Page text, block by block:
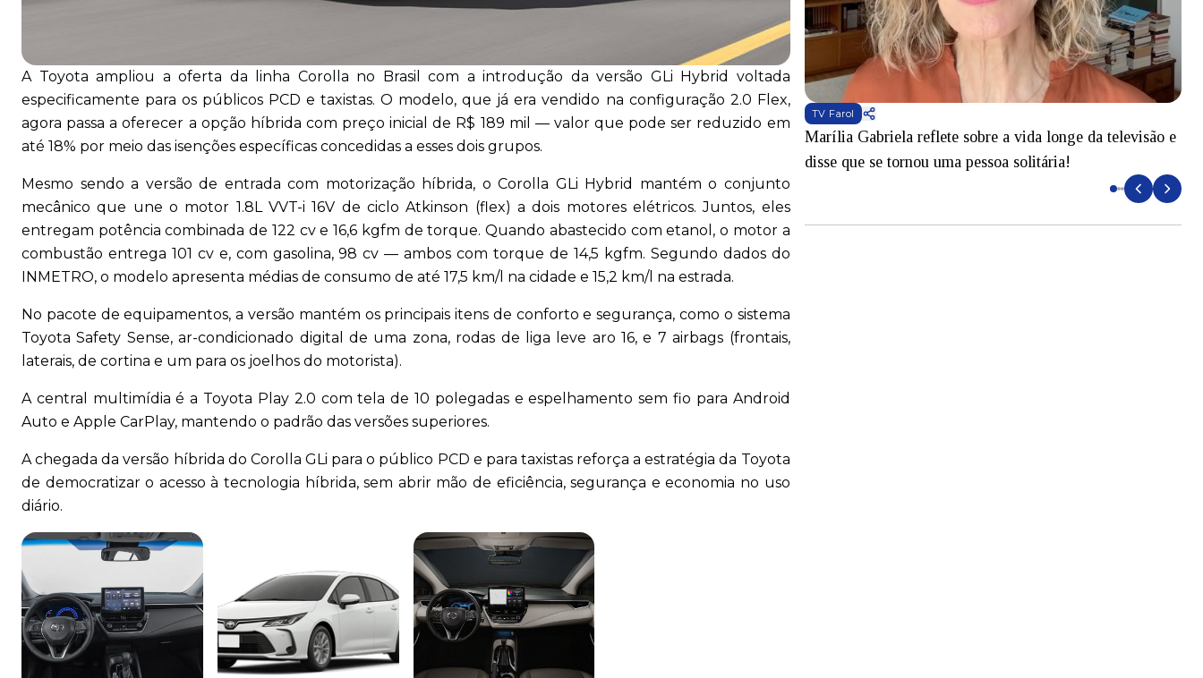
A Toyota ampliou a oferta da linha Corolla no Brasil com a introdução da versão GLi Hybrid voltada
especificamente para os públicos PCD e taxistas. O modelo, que já era vendido na configuração 2.0 Flex,
agora passa a oferecer a opção híbrida com preço inicial de R$ 189 mil — valor que pode ser reduzido em
até 18% por meio das isenções específicas concedidas a esses dois grupos.
Mesmo sendo a versão de entrada com motorização híbrida, o Corolla GLi Hybrid mantém o conjunto
mecânico que une o motor 1.8L VVT-i 16V de ciclo Atkinson (flex) a dois motores elétricos. Juntos, eles
entregam potência combinada de 122 cv e 16,6 kgfm de torque. Quando abastecido com etanol, o motor a
combustão entrega 101 cv e, com gasolina, 98 cv — ambos com torque de 14,5 kgfm. Segundo dados do
INMETRO, o modelo apresenta médias de consumo de até 17,5 km/l na cidade e 15,2 km/l na estrada.
No pacote de equipamentos, a versão mantém os principais itens de conforto e segurança, como o sistema
Toyota Safety Sense, ar-condicionado digital de uma zona, rodas de liga leve aro 16, e 7 airbags (frontais,
laterais, de cortina e um para os joelhos do motorista).
A central multimídia é a Toyota Play 2.0 com tela de 10 polegadas e espelhamento sem fio para Android
Auto e Apple CarPlay, mantendo o padrão das versões superiores.
A chegada da versão híbrida do Corolla GLi para o público PCD e para taxistas reforça a estratégia da Toyota
de democratizar o acesso à tecnologia híbrida, sem abrir mão de eficiência, segurança e economia no uso
diário.
TV Farol
Marília Gabriela reflete sobre a vida longe da televisão e
disse que se tornou uma pessoa solitária!